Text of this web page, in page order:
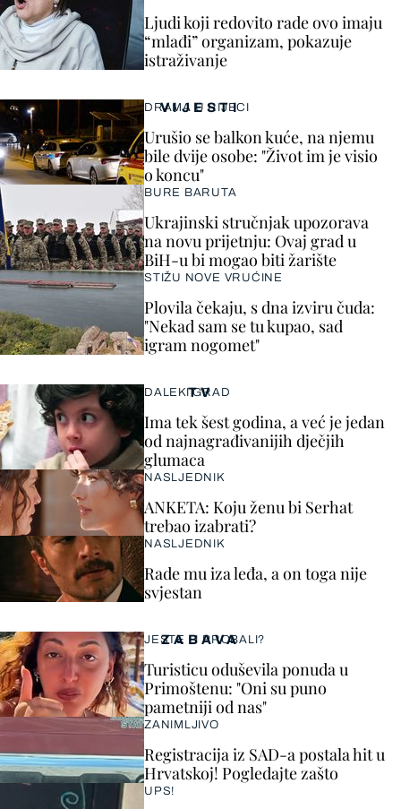
VIJESTI
DRAMA U RIJECI
Urušio se balkon kuće, na njemu
bile dvije osobe: "Život im je visio
o koncu"
BURE BARUTA
Ukrajinski stručnjak upozorava
na novu prijetnju: Ovaj grad u
BiH-u bi mogao biti žarište
STIŽU NOVE VRUĆINE
Plovila čekaju, s dna izviru čuda:
"Nekad sam se tu kupao, sad
igram nogomet"
Ljudi koji redovito rade ovo imaju
“mlađi” organizam, pokazuje
istraživanje
ZABAVA
JESTE LI PROBALI?
Turisticu oduševila ponuda u
Primoštenu: "Oni su puno
pametniji od nas"
ZANIMLJIVO
Registracija iz SAD-a postala hit u
Hrvatskoj! Pogledajte zašto
UPS!
TV
DALEKI GRAD
Ima tek šest godina, a već je jedan
od najnagrađivanijih dječjih
glumaca
NASLJEDNIK
ANKETA: Koju ženu bi Serhat
trebao izabrati?
NASLJEDNIK
Rade mu iza leđa, a on toga nije
svjestan